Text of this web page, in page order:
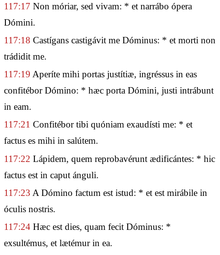
117:17 Non móriar, sed vivam: * et narrábo ópera
Dómini.
117:18 Castígans castigávit me Dóminus: * et morti non
trádidit me.
117:19 Aperíte mihi portas justítiæ, ingréssus in eas
confitébor Dómino: * hæc porta Dómini, justi intrábunt
in eam.
117:21 Confitébor tibi quóniam exaudísti me: * et
factus es mihi in salútem.
117:22 Lápidem, quem reprobavérunt ædificántes: * hic
factus est in caput ánguli.
117:23 A Dómino factum est istud: * et est mirábile in
óculis nostris.
117:24 Hæc est dies, quam fecit Dóminus: *
exsultémus, et lætémur in ea.